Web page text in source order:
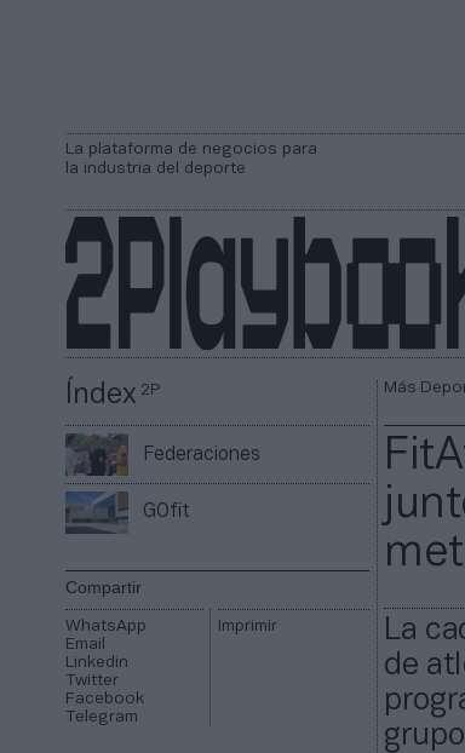
La plataforma de negocios para
la industria del deporte
Índex2P
Federaciones
GOfit
Compartir
WhatsApp
Email
Linkedin
Twitter
Facebook
Telegram
Imprimir
Más
La
de